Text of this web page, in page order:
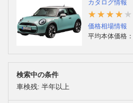
カタログ情報
価格相場情報
平均本体価格：
検索中の条件
車検残: 半年以上